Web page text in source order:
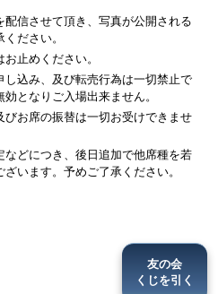
友の会
くじを引く
配信させて頂き、写真が公開される
ださい。
止めください。
し込み、及び転売行為は一切禁止で
となりご入場出来ません。
びお席の振替は一切お受けできませ
などにつき、後日追加で他席種を若
います。予めご了承ください。